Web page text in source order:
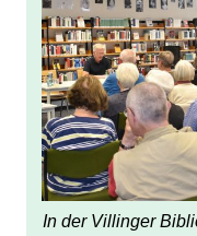
In der Villinger